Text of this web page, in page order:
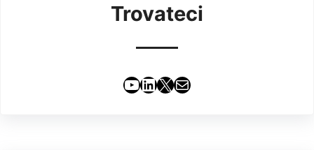
Trovateci
YouTube
LinkedIn
X Email